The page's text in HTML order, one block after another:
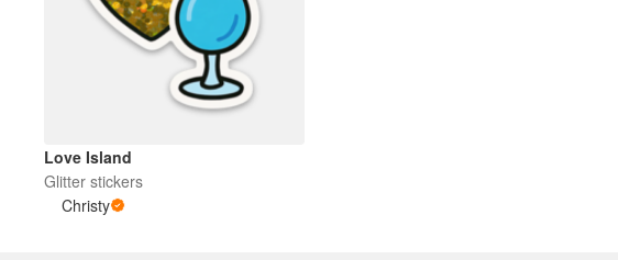
Love Island
Glitter stickers
Christy